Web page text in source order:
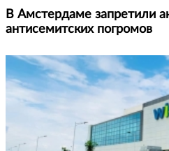
В Амстердаме запретили
антисемитских погромов